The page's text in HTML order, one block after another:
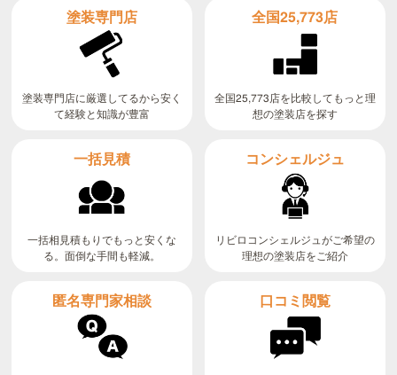
塗装専門店
塗装専門店に厳選してるから安く
て経験と知識が豊富
全国25,773店
全国25,773店を比較してもっと理
想の塗装店を探す
一括見積
一括相見積もりでもっと安くな
る。面倒な手間も軽減。
コンシェルジュ
リビロコンシェルジュがご希望の
理想の塗装店をご紹介
匿名専門家相談 口コミ閲覧